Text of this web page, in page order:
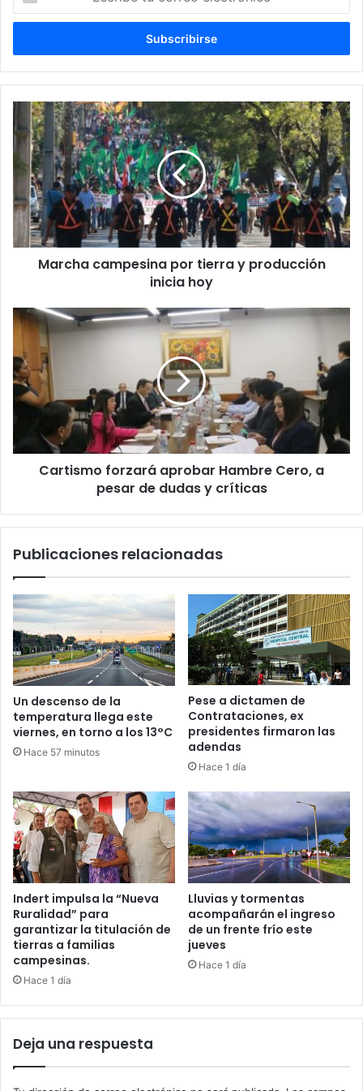
correo
Marcha campesina por tierra y producción
inicia hoy
Cartismo forzará aprobar Hambre Cero, a
pesar de dudas y críticas
Publicaciones relacionadas
Un descenso de la
temperatura llega este
viernes, en torno a los 13°C
Hace 57 minutos
Pese a dictamen de
Contrataciones, ex
presidentes firmaron las
adendas
Hace 1 día
Indert impulsa la “Nueva
Ruralidad” para
garantizar la titulación de
tierras a familias
campesinas.
Hace 1 día
Lluvias y tormentas
acompañarán el ingreso
de un frente frío este
jueves
Hace 1 día
Deja una respuesta